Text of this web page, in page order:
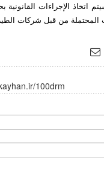
اتخاذ الإجراءات
المحتملة من قبل شركات
100drm